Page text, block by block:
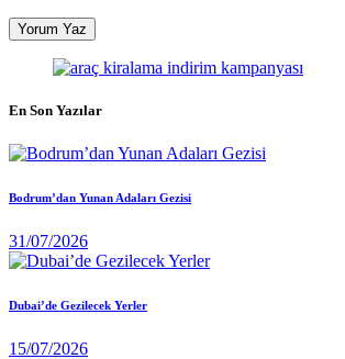
En Son Yazılar
Bodrum’dan Yunan Adaları Gezisi
31/07/2026
Dubai’de Gezilecek Yerler
15/07/2026